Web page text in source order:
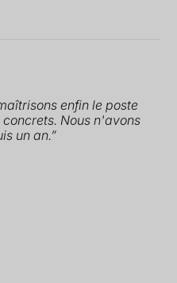
enfin le poste
Nous n'avons
un an.”